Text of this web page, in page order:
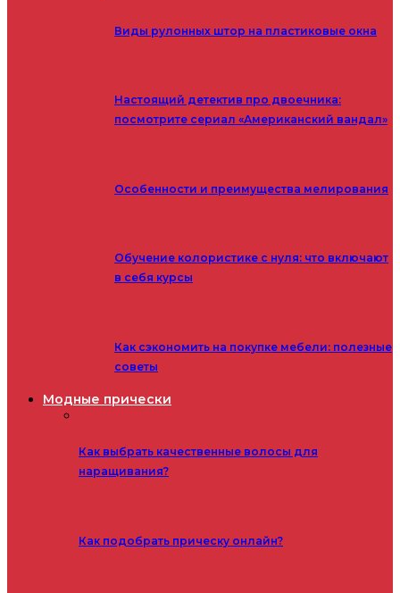
Виды рулонных штор на пластиковые окна
Настоящий детектив про двоечника:
посмотрите сериал «Американский вандал»
Особенности и преимущества мелирования
Обучение колористике с нуля: что включают
в себя курсы
Как сэкономить на покупке мебели: полезные
советы
Модные прически
Как выбрать качественные волосы для
наращивания?
Как подобрать прическу онлайн?